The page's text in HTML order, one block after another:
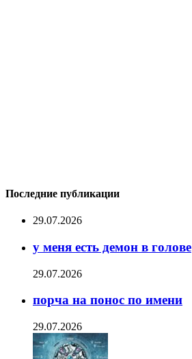
Последние публикации
29.07.2026
у меня есть демон в голове
29.07.2026
порча на понос по имени
29.07.2026